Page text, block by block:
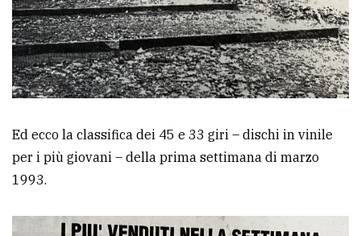
Ed ecco la classifica dei 45 e 33 giri – dischi in vinile
per i più giovani – della prima settimana di marzo
1993.